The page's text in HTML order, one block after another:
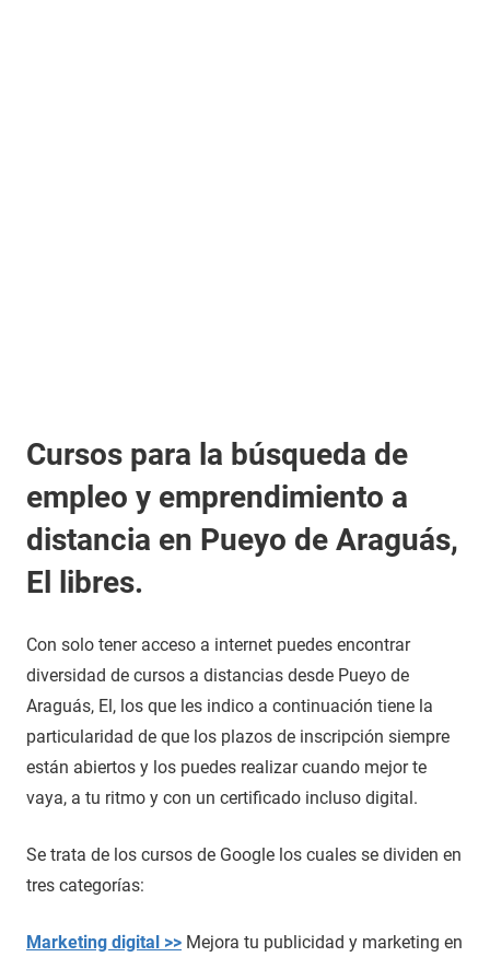
Cursos para la búsqueda de
empleo y emprendimiento a
distancia en Pueyo de Araguás,
El libres.
Con solo tener acceso a internet puedes encontrar
diversidad de cursos a distancias desde Pueyo de
Araguás, El, los que les indico a continuación tiene la
particularidad de que los plazos de inscripción siempre
están abiertos y los puedes realizar cuando mejor te
vaya, a tu ritmo y con un certificado incluso digital.
Se trata de los cursos de Google los cuales se dividen en
tres categorías:
Marketing digital >> Mejora tu publicidad y marketing en